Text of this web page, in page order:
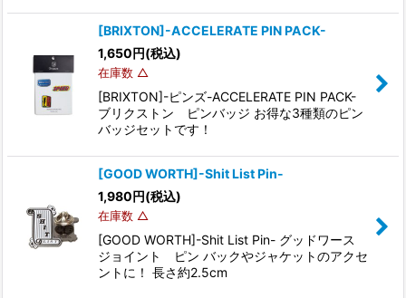
[BRIXTON]-ACCELERATE PIN PACK-
1,650円(税込)
在庫数 △
[BRIXTON]-ピンズ-ACCELERATE PIN PACK-
ブリクストン ピンバッジ お得な3種類のピン
バッジセットです！
[GOOD WORTH]-Shit List Pin-
1,980円(税込)
在庫数 △
[GOOD WORTH]-Shit List Pin- グッドワース
ジョイント ピン バックやジャケットのアクセ
ントに！ 長さ約2.5cm